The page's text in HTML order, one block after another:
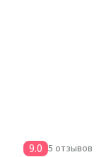
9.0 5 отзывов